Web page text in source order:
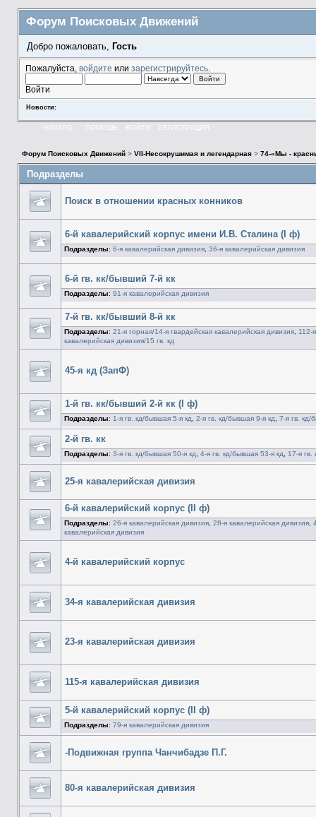
Форум Поисковых Движений
Добро пожаловать, Гость
Пожалуйста, войдите или зарегистрируйтесь.
Войти
Новости:
НАЧАЛО ПОМОЩЬ ВОЙТИ РЕГИСТРАЦИЯ
Форум Поисковых Движений> VII-Несокрушимая и легендарная> 74-«Мы -
Подразделы
Поиск в отношении красных конников
6-й кавалерийский корпус имени И.В. Сталина (I ф)
Подразделы: 6-я кавалерийская дивизия, 36-я кавалерийская дивизия
6-й гв. кк/бывший 7-й кк
Подразделы: 91-я кавалерийская дивизия
7-й гв. кк/бывший 8-й кк
Подразделы: 21-я горная/14-я гвардейская кавалерийская дивизия,
112-
кавалерийская дивизия/15 гв. кд
45-я кд (ЗапФ)
1-й гв. кк/бывший 2-й кк (I ф)
Подразделы: 1-я гв. кд/бывшая 5-я кд 2-я гв. кд/бывшая 9-я кд 7-я гв. кд/
2-й гв. кк
Подразделы: 3-я гв. кд/бывшая 50-я кд 4-я гв. кд/бывшая 53-я кд 17-я гв.
25-я кавалерийская дивизия
6-й кавалерийский корпус (II ф)
Подразделы: 26-я кавалерийская дивизия, 28-я кавалерийская дивизия,
кавалерийская дивизия
4-й кавалерийский корпус
34-я кавалерийская дивизия
23-я кавалерийская дивизия
115-я кавалерийская дивизия
5-й кавалерийский корпус (II ф)
Подразделы: 79-я кавалерийская дивизия
-Подвижная группа Чанчибадзе П.Г.
80-я кавалерийская дивизия